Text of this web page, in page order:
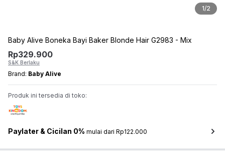
1/2
Baby Alive Boneka Bayi Baker Blonde Hair G2983 - Mix
Rp329.900
S&K Berlaku
Brand: Baby Alive
Produk ini tersedia di toko:
Paylater & Cicilan 0% mulai dari Rp122.000